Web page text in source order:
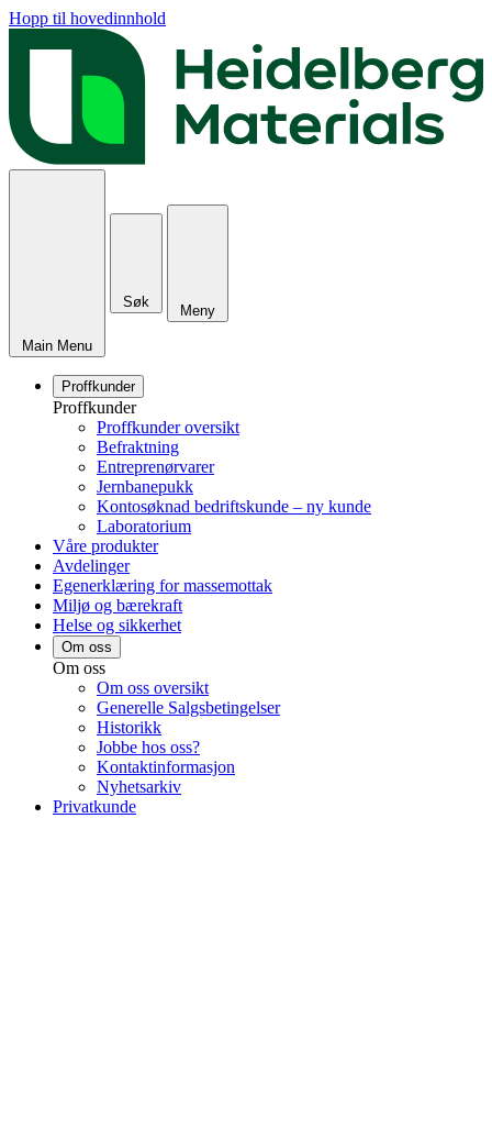
Hopp til hovedinnhold
Main Menu
Søk
Meny
Proffkunder
Proffkunder
Proffkunder oversikt
Befraktning
Entreprenørvarer
Jernbanepukk
Kontosøknad bedriftskunde – ny kunde
Laboratorium
Våre produkter
Avdelinger
Egenerklæring for massemottak
Miljø og bærekraft
Helse og sikkerhet
Om oss
Om oss
Om oss oversikt
Generelle Salgsbetingelser
Historikk
Jobbe hos oss?
Kontaktinformasjon
Nyhetsarkiv
Privatkunde